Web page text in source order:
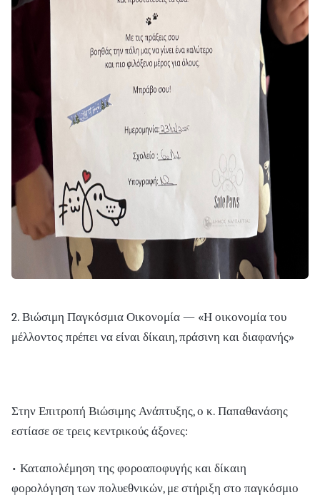
2. Βιώσιμη Παγκόσμια Οικονομία — «Η οικονομία του
μέλλοντος πρέπει να είναι δίκαιη, πράσινη και διαφανής»
Στην Επιτροπή Βιώσιμης Ανάπτυξης, ο κ. Παπαθανάσης
εστίασε σε τρεις κεντρικούς άξονες:
• Καταπολέμηση της φοροαποφυγής και δίκαιη
φορολόγηση των πολυεθνικών, με στήριξη στο παγκόσμιο